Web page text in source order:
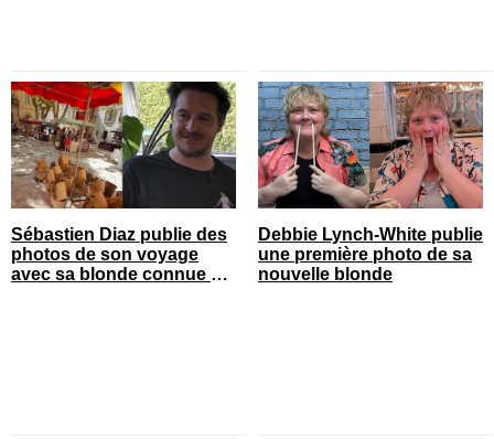
Sébastien Diaz publie des
photos de son voyage
avec sa blonde connue en
Debbie Lynch-White publie
une première photo de sa
nouvelle blonde